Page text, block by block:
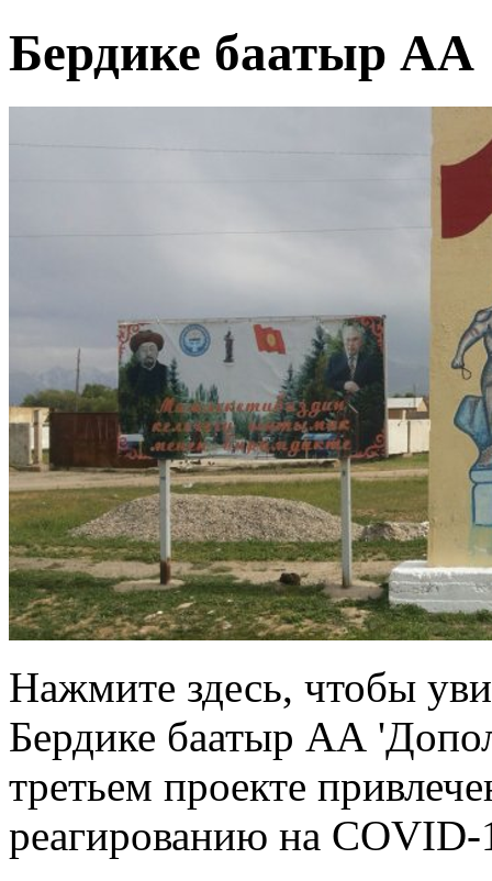
Бердике баатыр АА
Нажмите здесь, чтобы
Бердике баатыр АА
третьем проекте
реагированию на COVID-